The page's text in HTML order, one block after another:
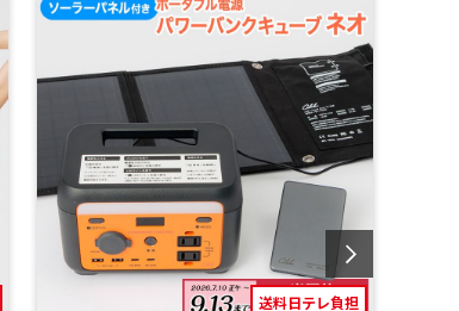
送料日テレ負担